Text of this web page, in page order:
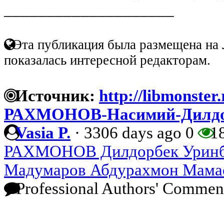
Эта публикация была размещена на
показалась интересной редакторам.
Источник: http://
РАХМОНОВ-Насимий-
Vasia P. · 3306 days ago 0
РАХМОНОВ Дилдорбек
Мадумаров Абдурахмон
Professional Authors'